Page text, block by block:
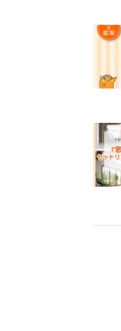
ョ
ン